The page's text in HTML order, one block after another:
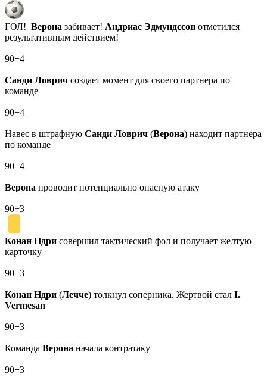
ГОЛ! Верона забивает! Андриас Эдмундссон отметился
результативным действием!
90+4
Санди Ловрич создает момент для своего партнера по
команде
90+4
Навес в штрафную Санди Ловрич (Верона) находит партнера
по команде
90+4
Верона проводит потенциально опасную атаку
90+3
Конан Ндри совершил тактический фол и получает желтую
карточку
90+3
Конан Ндри (Лечче) толкнул соперника. Жертвой стал I.
Vermesan
90+3
Команда Верона начала контратаку
90+3